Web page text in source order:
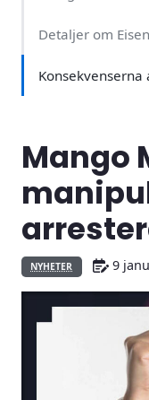
Detaljer om
Konsekvenserna
Mango
NYHETER 9